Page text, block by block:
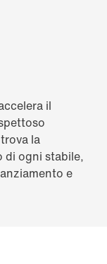
il
la
di ogni stabile,
e